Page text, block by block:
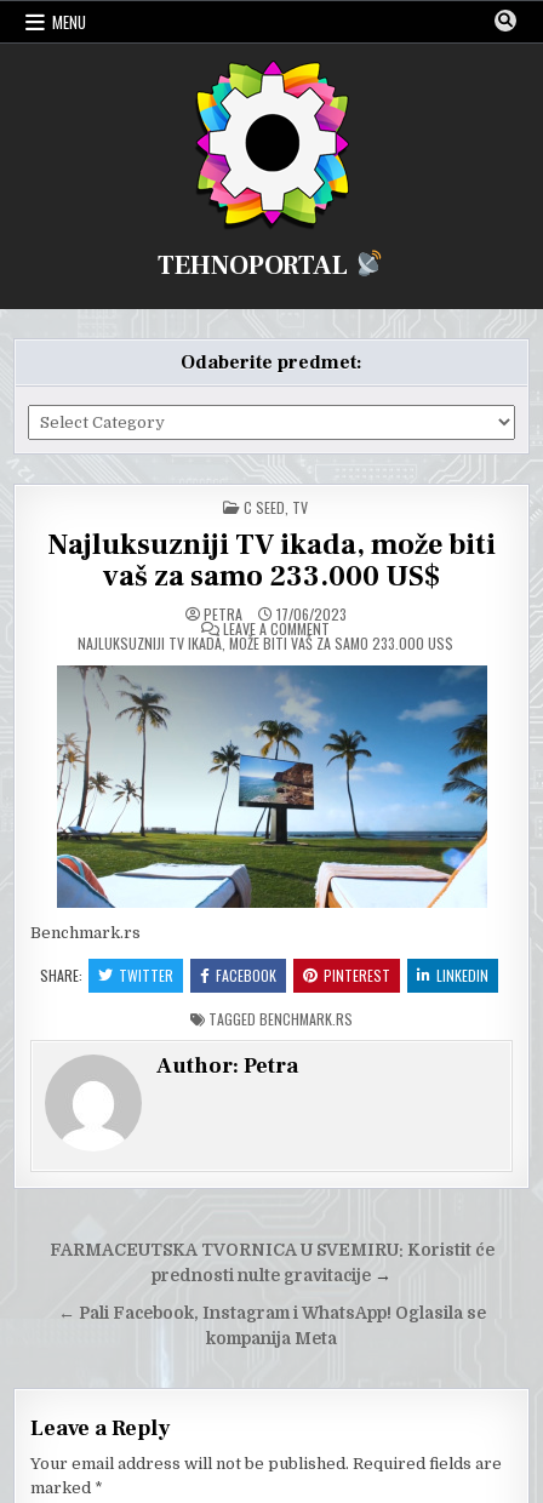
Skip
MENU
TEHNOPORTAL
Odaberite predmet:
Odaberite
predmet:
POSTED
IN
C SEED TV
Najluksuzniji TV ikada, može biti
vaš za samo 233.000 US$
PETRA 17/06/2023
LEAVE A COMMENTON
NAJLUKSUZNIJI TV IKADA, MOŽE BITI VAŠ ZA SAMO 233.000 US$
Benchmark.rs
SHARE: TWITTER FACEBOOK PINTEREST LINKEDIN
TAGGED BENCHMARK.RS
Author:Petra
Post
navigation
FARMACEUTSKA TVORNICA U SVEMIRU: Koristit će
prednosti nulte gravitacije →
← Pali Facebook, Instagram i WhatsApp! Oglasila se
kompanija Meta
Leave a Reply
Your email address will not be published. Required fields are
marked *